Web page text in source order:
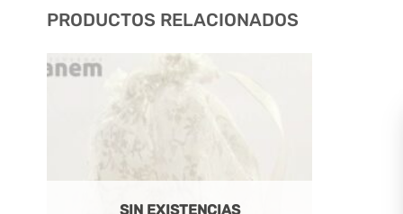
PRODUCTOS RELACIONADOS
SIN EXISTENCIAS